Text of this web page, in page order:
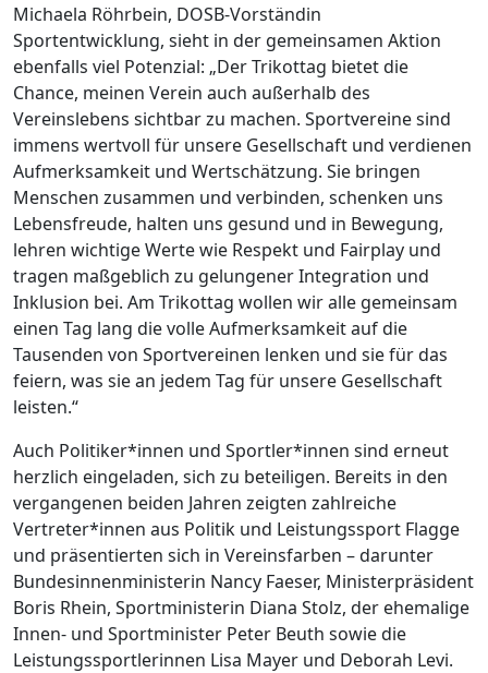
Michaela Röhrbein, DOSB-Vorständin
Sportentwicklung, sieht in der gemeinsamen Aktion
ebenfalls viel Potenzial: „Der Trikottag bietet die
Chance, meinen Verein auch außerhalb des
Vereinslebens sichtbar zu machen. Sportvereine sind
immens wertvoll für unsere Gesellschaft und verdienen
Aufmerksamkeit und Wertschätzung. Sie bringen
Menschen zusammen und verbinden, schenken uns
Lebensfreude, halten uns gesund und in Bewegung,
lehren wichtige Werte wie Respekt und Fairplay und
tragen maßgeblich zu gelungener Integration und
Inklusion bei. Am Trikottag wollen wir alle gemeinsam
einen Tag lang die volle Aufmerksamkeit auf die
Tausenden von Sportvereinen lenken und sie für das
feiern, was sie an jedem Tag für unsere Gesellschaft
leisten.“
Auch Politiker*innen und Sportler*innen sind erneut
herzlich eingeladen, sich zu beteiligen. Bereits in den
vergangenen beiden Jahren zeigten zahlreiche
Vertreter*innen aus Politik und Leistungssport Flagge
und präsentierten sich in Vereinsfarben – darunter
Bundesinnenministerin Nancy Faeser, Ministerpräsident
Boris Rhein, Sportministerin Diana Stolz, der ehemalige
Innen- und Sportminister Peter Beuth sowie die
Leistungssportlerinnen Lisa Mayer und Deborah Levi.